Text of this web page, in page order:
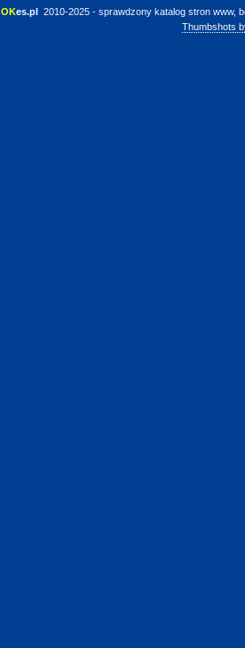
OKes.pl 2010-2025 - sprawdzony katalog stron www,
Thumbshots